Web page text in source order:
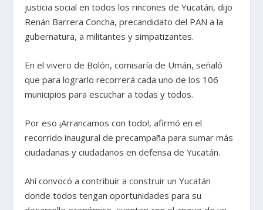
justicia social en todos los rincones de Yucatán, dijo
Renán Barrera Concha, precandidato del PAN a la
gubernatura, a militantes y simpatizantes.
En el vivero de Bolón, comisaría de Umán, señaló
que para lograrlo recorrerá cada uno de los 106
municipios para escuchar a todas y todos.
Por eso ¡Arrancamos con todo!, afirmó en el
recorrido inaugural de precampaña para sumar más
ciudadanas y ciudadanos en defensa de Yucatán.
Ahí convocó a contribuir a construir un Yucatán
donde todos tengan oportunidades para su